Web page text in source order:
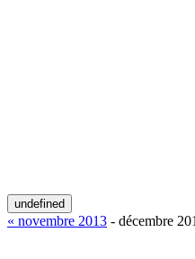
undefined
« novembre 2013 - décembre